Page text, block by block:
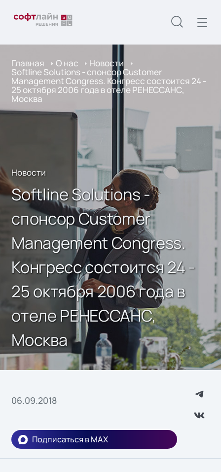
Главная О нас Новости
Softline Solutions - спонсор Customer
Management Congress. Конгресс состоится 24 -
25 октября 2006 года в отеле РЕНЕССАНС,
Москва
Новости
Softline Solutions -
спонсор Customer
Management Congress.
Конгресс состоится 24 -
25 октября 2006 года в
отеле РЕНЕССАНС,
Москва
06.09.2018
Подписаться в MAX